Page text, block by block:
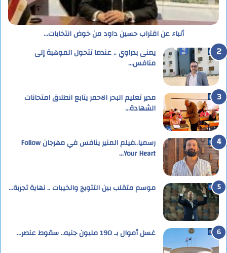
أنباء عن اقتراب حسين داود من خوض انتخابات…
يمنى بدراوي .. عندما تتحول الموهبة إلى
منافس…
مدير تعليم البحر الاحمر يتابع انطلاق امتحانات
الشهادة…
رسميا..فيلم المنير ينافس في مهرجان Follow
Your Heart…
موسم متقلب بين التتويج والخيبات .. نهاية تجربة…
غسل أموال بـ 190 مليون جنيه.. سقوط عنصر…